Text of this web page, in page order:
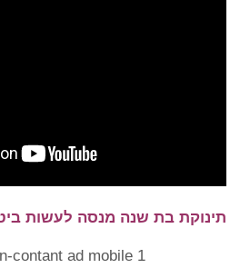
תינוקת בת שנה מנסה לעשות